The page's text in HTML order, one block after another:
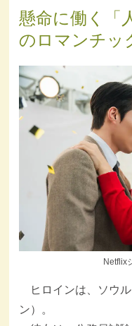
懸命に働く「
のロマンチッ
Netflix
ヒロインは、ソウ
ン）。